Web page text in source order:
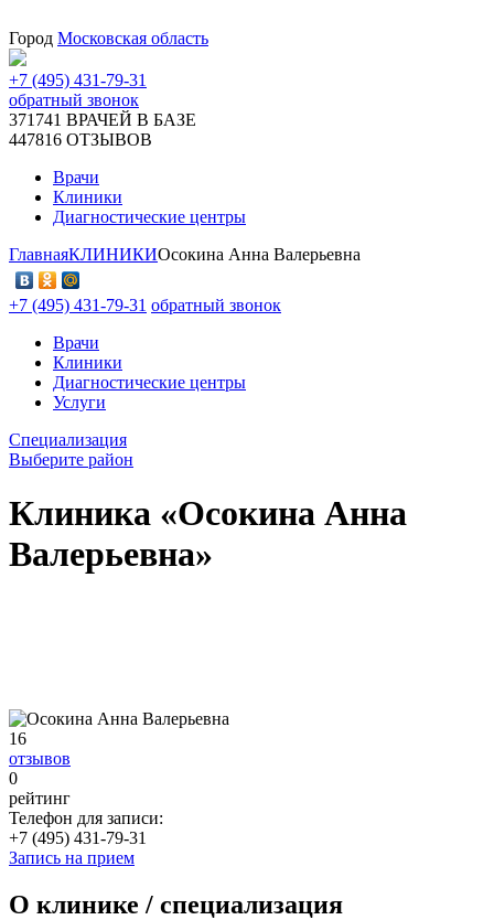
Город Московская область
+7 (495) 431-79-31
обратный звонок
371741 ВРАЧЕЙ В БАЗЕ
447816 ОТЗЫВОВ
Врачи
Клиники
Диагностические центры
ГлавнаяКЛИНИКИОсокина Анна Валерьевна
+7 (495) 431-79-31 обратный звонок
Врачи
Клиники
Диагностические центры
Услуги
Специализация
Выберите район
Клиника «Осокина Анна
Валерьевна»
16
отзывов
0
рейтинг
Телефон для записи:
+7 (495) 431-79-31
Запись на прием
О клинике / специализация